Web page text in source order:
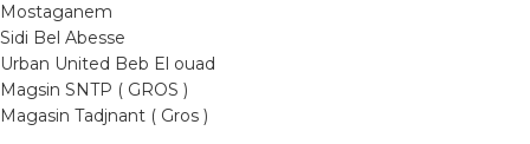
Mostaganem
Sidi Bel Abesse
Urban United Beb El ouad
Magsin SNTP ( GROS )
Magasin Tadjnant ( Gros )